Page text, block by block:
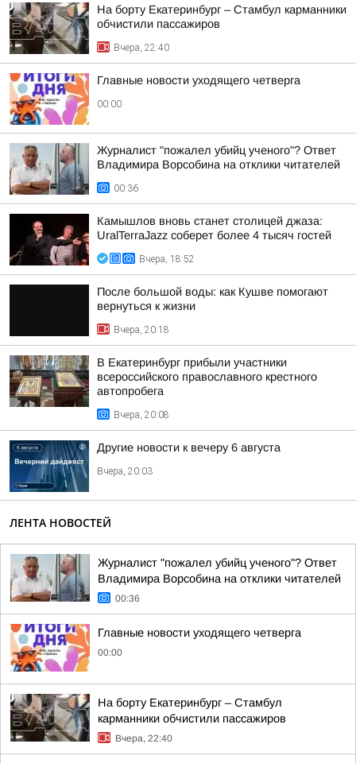
На борту Екатеринбург – Стамбул карманники
обчистили пассажиров
Вчера, 22:40
Главные новости уходящего четверга
00:00
Журналист "пожалел убийц ученого"? Ответ
Владимира Ворсобина на отклики читателей
00:36
Камышлов вновь станет столицей джаза:
UralTerraJazz соберет более 4 тысяч гостей
Вчера, 18:52
После большой воды: как Кушве помогают
вернуться к жизни
Вчера, 20:18
В Екатеринбург прибыли участники
всероссийского православного крестного
автопробега
Вчера, 20:08
Другие новости к вечеру 6 августа
Вчера, 20:03
ЛЕНТА НОВОСТЕЙ
Журналист "пожалел убийц ученого"? Ответ
Владимира Ворсобина на отклики читателей
00:36
Главные новости уходящего четверга
00:00
На борту Екатеринбург – Стамбул
карманники обчистили пассажиров
Вчера, 22:40